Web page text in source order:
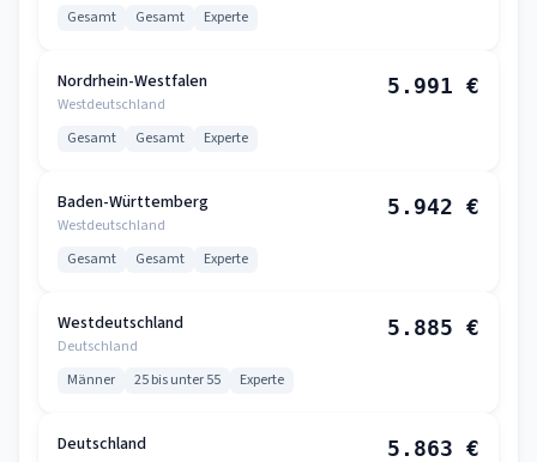
Gesamt Gesamt Experte
Nordrhein-Westfalen
Westdeutschland
5.991 €
Gesamt Gesamt Experte
Baden-Württemberg
Westdeutschland
5.942 €
Gesamt Gesamt Experte
Westdeutschland
Deutschland
5.885 €
Männer 25 bis unter 55 Experte
Deutschland 5.863 €